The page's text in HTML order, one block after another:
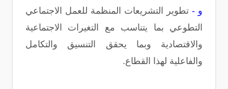
و - تطوير التشريعات المنظمة للعمل الاجتماعي
التطوعي بما يتناسب مع التغيرات الاجتماعية
والاقتصادية وبما يحقق التنسيق والتكامل
والفاعلية لهذا القطاع.